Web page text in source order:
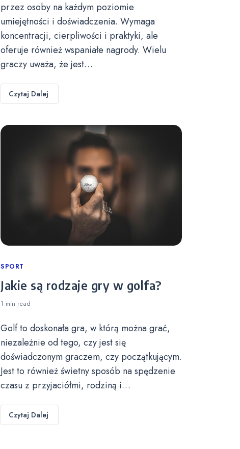
przez osoby na każdym poziomie
umiejętności i doświadczenia. Wymaga
koncentracji, cierpliwości i praktyki, ale
oferuje również wspaniałe nagrody. Wielu
graczy uważa, że jest…
Czytaj Dalej
Categories
SPORT
Jakie są rodzaje gry w golfa?
1 min read
Golf to doskonała gra, w którą można grać,
niezależnie od tego, czy jest się
doświadczonym graczem, czy początkującym.
Jest to również świetny sposób na spędzenie
czasu z przyjaciółmi, rodziną i…
Czytaj Dalej